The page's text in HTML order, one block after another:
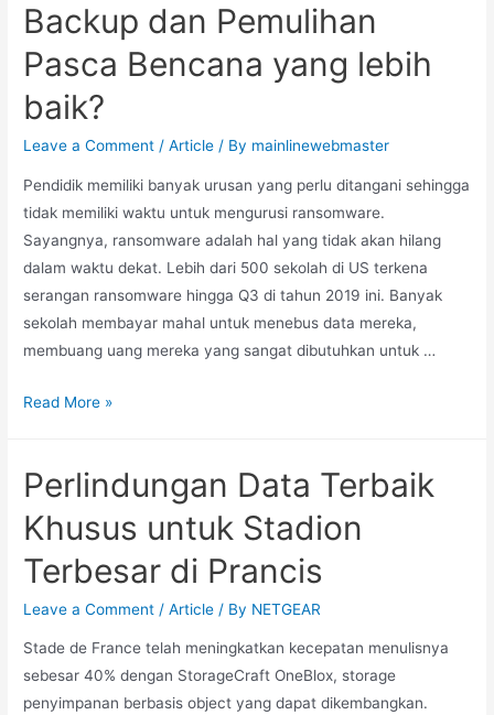
Backup dan Pemulihan
Pasca Bencana yang lebih
baik?
Leave a Comment /Article / By mainlinewebmaster
Pendidik memiliki banyak urusan yang perlu ditangani sehingga
tidak memiliki waktu untuk mengurusi ransomware.
Sayangnya, ransomware adalah hal yang tidak akan hilang
dalam waktu dekat. Lebih dari 500 sekolah di US terkena
serangan ransomware hingga Q3 di tahun 2019 ini. Banyak
sekolah membayar mahal untuk menebus data mereka,
membuang uang mereka yang sangat dibutuhkan untuk …
Read More »
Perlindungan Data Terbaik
Khusus untuk Stadion
Terbesar di Prancis
Leave a Comment /Article / By NETGEAR
Stade de France telah meningkatkan kecepatan menulisnya
sebesar 40% dengan StorageCraft OneBlox, storage
penyimpanan berbasis object yang dapat dikembangkan.